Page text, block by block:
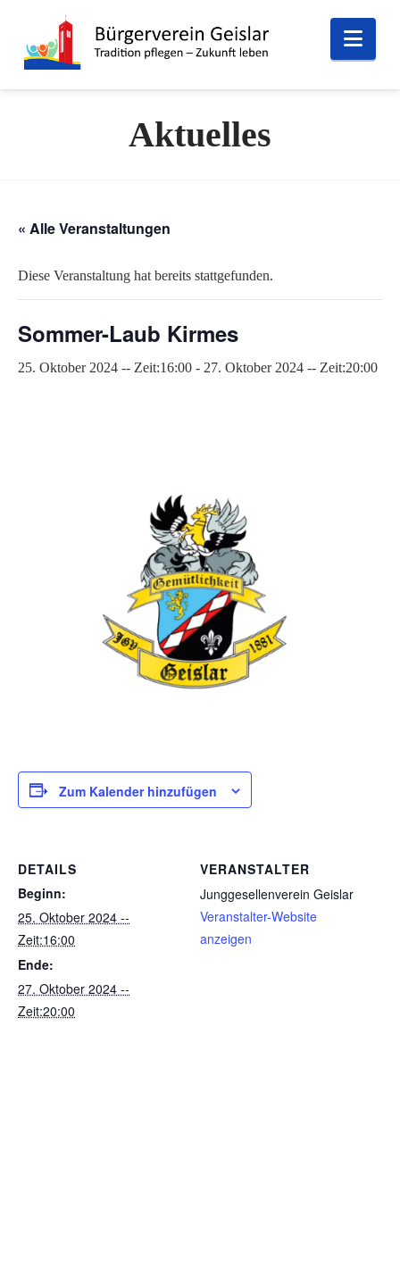
Aktuelles
« Alle Veranstaltungen
Diese Veranstaltung hat bereits stattgefunden.
Sommer-Laub Kirmes
25. Oktober 2024 -- Zeit:16:00 - 27. Oktober 2024 -- Zeit:20:00
Zum Kalender hinzufügen
DETAILS
Beginn:
25. Oktober 2024 --
Zeit:16:00
Ende:
27. Oktober 2024 --
Zeit:20:00
VERANSTALTER
Junggesellenverein Geislar
Veranstalter-Website
anzeigen